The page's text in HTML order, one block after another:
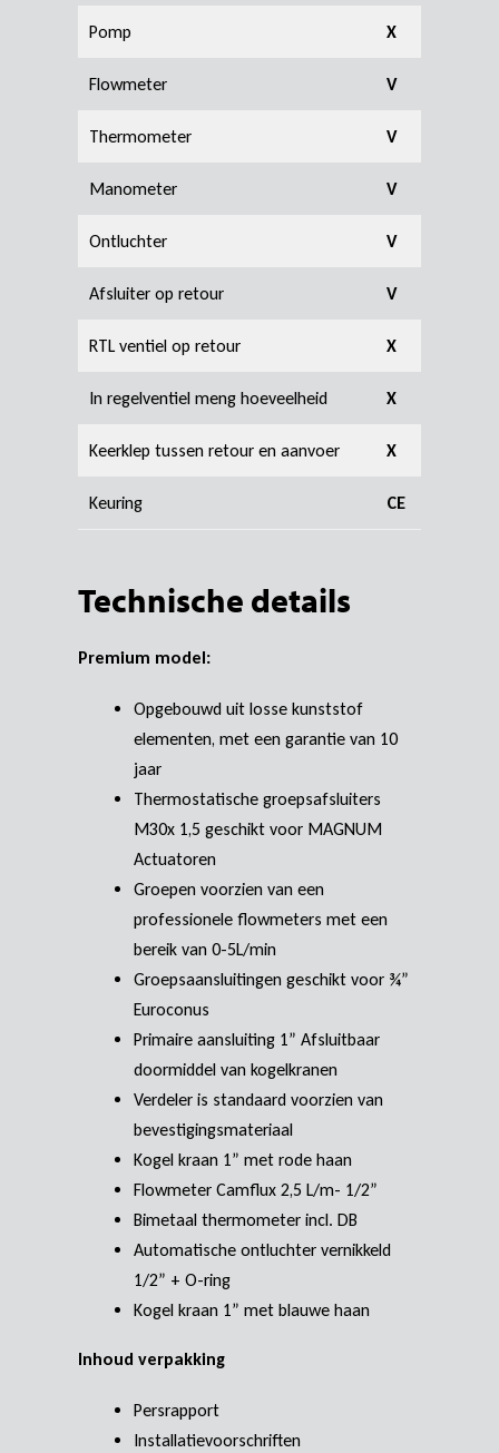
Pomp X
Flowmeter V
Thermometer V
Manometer V
Ontluchter V
Afsluiter op retour V
RTL ventiel op retour X
In regelventiel meng hoeveelheid X
Keerklep tussen retour en aanvoer X
Keuring CE
Technische details
Premium model:
Opgebouwd uit losse kunststof
elementen, met een garantie van 10
jaar
Thermostatische groepsafsluiters
M30x 1,5 geschikt voor MAGNUM
Actuatoren
Groepen voorzien van een
professionele flowmeters met een
bereik van 0-5L/min
Groepsaansluitingen geschikt voor ¾”
Euroconus
Primaire aansluiting 1” Afsluitbaar
doormiddel van kogelkranen
Verdeler is standaard voorzien van
bevestigingsmateriaal
Kogel kraan 1” met rode haan
Flowmeter Camflux 2,5 L/m- 1/2”
Bimetaal thermometer incl. DB
Automatische ontluchter vernikkeld
1/2” + O-ring
Kogel kraan 1” met blauwe haan
Inhoud verpakking
Persrapport
Installatievoorschriften